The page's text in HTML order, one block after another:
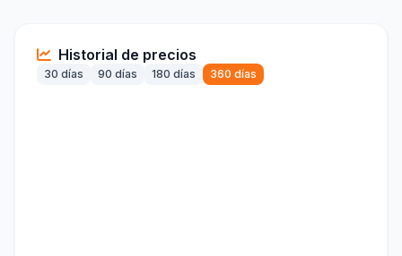
Historial de precios
30 días 90 días 180 días 360 días